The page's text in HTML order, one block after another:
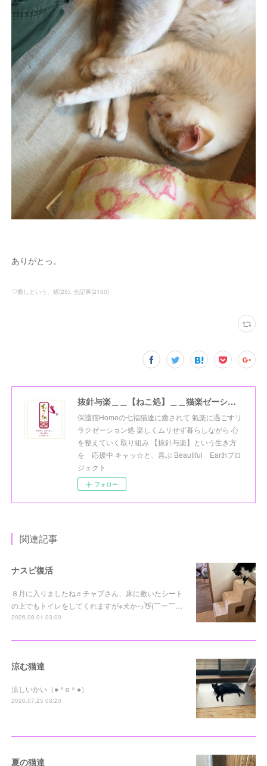
ありがとっ。
♡癒しという、猫(25) 全記事(2150)
抜針与楽＿＿【ねこ処】＿＿猫楽ゼーションHome☆
保護猫Homeの七福猫達に癒されて 氣楽に過ごすリ
ラクゼーション処 楽しくムリせず暮らしながら 心
を整えていく取り組み 【抜針与楽】という生き方
を 応援中 キャッ☆と、喜ぶ Beautiful Earthプロ
ジェクト
フォロー
関連記事
ナスビ復活
８月に入りましたね♬チャプさん、床に敷いたシート
の上でもトイレをしてくれますが※犬かっ👋(￣ー￣…
2026.08.01 03:00
涼む猫達
涼しいかい（●＾o＾●）
2026.07.25 03:20
夏の猫達